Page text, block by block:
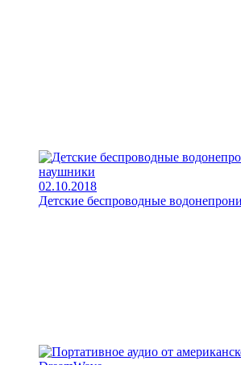
02.10.2018
Детские беспроводные